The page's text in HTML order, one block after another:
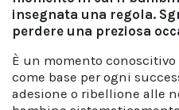
insegnata una regola.
perdere una preziosa
È un momento
come base per ogni
adesione o ribellione alle